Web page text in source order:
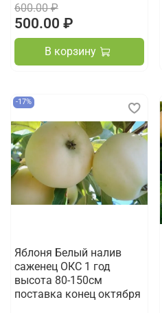
600.00 ₽
500.00 ₽
В корзину
-17%
Яблоня Белый налив
саженец ОКС 1 год
высота 80-150см
поставка конец октября